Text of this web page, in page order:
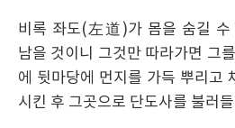
비록 좌도(左道)가 몸을 숨길 수
남을 것이니 그것만 따라가면 그
에 뒷마당에 먼지를 가득 뿌리고
시킨 후 그곳으로 단도사를 불러